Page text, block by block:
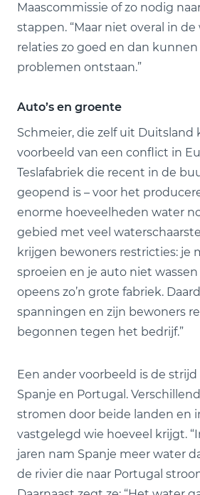
Maascommissie of zo nodig
stappen. “Maar niet overal in
relaties zo goed en dan
problemen ontstaan.”
Auto’s en groente
Schmeier, die zelf uit Duitsland
voorbeeld van een conflict in
Teslafabriek die recent in de
geopend is – voor het
enorme hoeveelheden water
gebied met veel
krijgen bewoners restricties: je
sproeien en je auto niet
opeens zo’n grote fabriek.
spanningen en zijn bewoners
begonnen tegen het bedrijf.”
Een ander voorbeeld is de
Spanje en Portugal.
stromen door beide landen en
vastgelegd wie hoeveel krijgt.
jaren nam Spanje meer water
de rivier die naar Portugal